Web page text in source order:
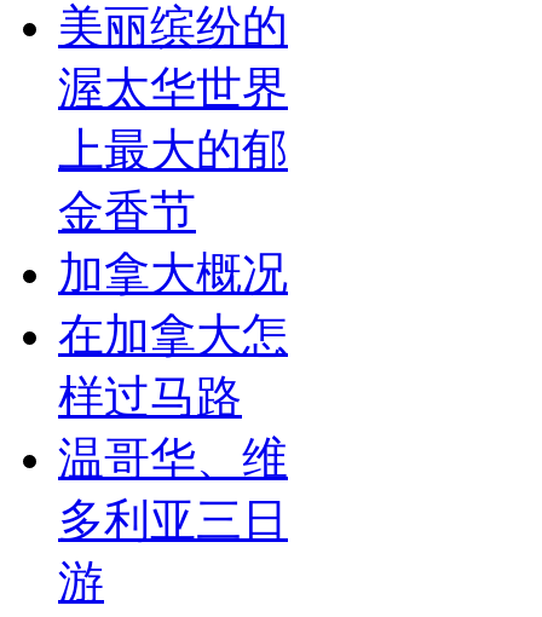
美丽缤纷的
渥太华世界
上最大的郁
金香节
加拿大概况
在加拿大怎
样过马路
温哥华、维
多利亚三日
游